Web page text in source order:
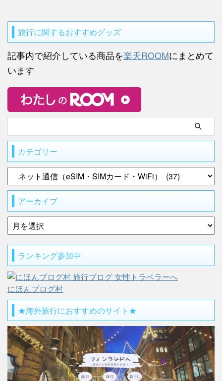
旅行に関するおすすめグッズ
記事内で紹介している商品を楽天ROOMにまとめて
います
カテゴリー
アーカイブ
ランキング参加中
にほんブログ村
★海外旅行におすすめのサイト★